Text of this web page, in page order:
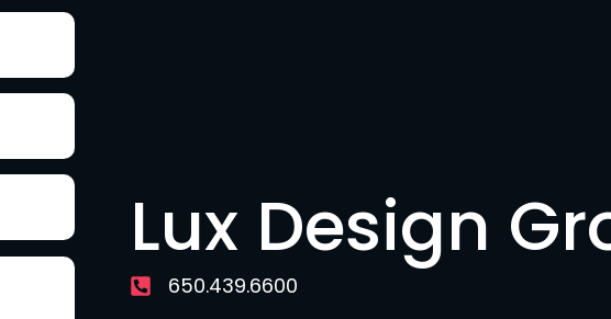
Lux Design
650.439.6600